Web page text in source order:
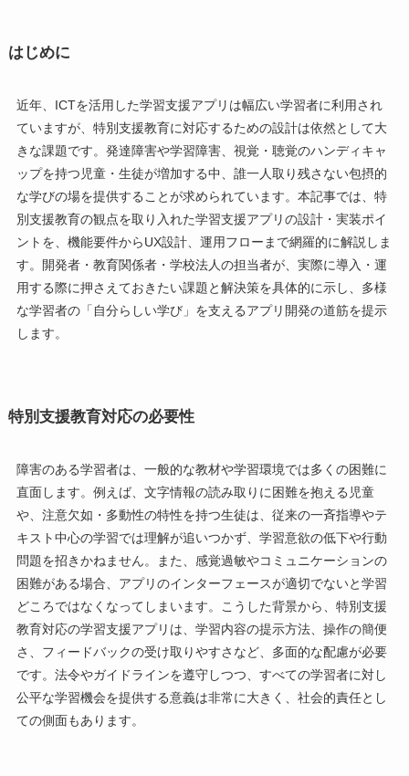
はじめに
近年、ICTを活用した学習支援アプリは幅広い学習者に利用され
ていますが、特別支援教育に対応するための設計は依然として大
きな課題です。発達障害や学習障害、視覚・聴覚のハンディキャ
ップを持つ児童・生徒が増加する中、誰一人取り残さない包摂的
な学びの場を提供することが求められています。本記事では、特
別支援教育の観点を取り入れた学習支援アプリの設計・実装ポイ
ントを、機能要件からUX設計、運用フローまで網羅的に解説しま
す。開発者・教育関係者・学校法人の担当者が、実際に導入・運
用する際に押さえておきたい課題と解決策を具体的に示し、多様
な学習者の「自分らしい学び」を支えるアプリ開発の道筋を提示
します。
特別支援教育対応の必要性
障害のある学習者は、一般的な教材や学習環境では多くの困難に
直面します。例えば、文字情報の読み取りに困難を抱える児童
や、注意欠如・多動性の特性を持つ生徒は、従来の一斉指導やテ
キスト中心の学習では理解が追いつかず、学習意欲の低下や行動
問題を招きかねません。また、感覚過敏やコミュニケーションの
困難がある場合、アプリのインターフェースが適切でないと学習
どころではなくなってしまいます。こうした背景から、特別支援
教育対応の学習支援アプリは、学習内容の提示方法、操作の簡便
さ、フィードバックの受け取りやすさなど、多面的な配慮が必要
です。法令やガイドラインを遵守しつつ、すべての学習者に対し
公平な学習機会を提供する意義は非常に大きく、社会的責任とし
ての側面もあります。